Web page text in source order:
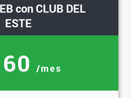
con CLUB DEL
ESTE
/mes